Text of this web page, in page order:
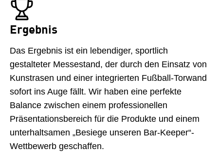
Ergebnis
Das Ergebnis ist ein lebendiger, sportlich
gestalteter Messestand, der durch den Einsatz von
Kunstrasen und einer integrierten Fußball-Torwand
sofort ins Auge fällt. Wir haben eine perfekte
Balance zwischen einem professionellen
Präsentationsbereich für die Produkte und einem
unterhaltsamen „Besiege unseren Bar-Keeper“-
Wettbewerb geschaffen.